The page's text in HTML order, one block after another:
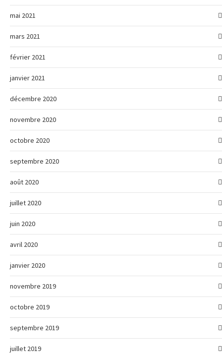
mai 2021
mars 2021
février 2021
janvier 2021
décembre 2020
novembre 2020
octobre 2020
septembre 2020
août 2020
juillet 2020
juin 2020
avril 2020
janvier 2020
novembre 2019
octobre 2019
septembre 2019
juillet 2019